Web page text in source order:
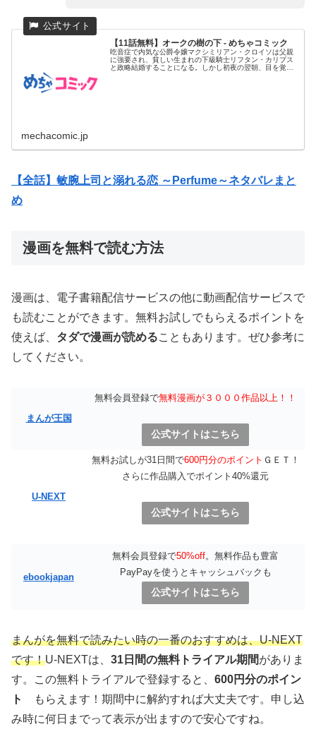
【11話無料】オークの樹の下 - めちゃコミック
吃音症で内気な公爵令嬢マクシミリアン・クロイソは父親
に強要され、貧しい生まれの下級騎士リフタン・カリプス
と政略結婚することになる。しかし初夜の翌朝、目を覚ま
mechacomic.jp
【全話】敏腕上司と溺れる恋 ～Perfume～ネタバレまと
め
漫画を無料で読む方法
漫画は、電子書籍配信サービスの他に動画配信サービスで
も読むことができます。無料お試しでもらえるポイントを
使えば、 タダで漫画が読めることもあります。ぜひ参考に
してください。
まんが王国
無料会員登録で無料漫画が３０００作品以上！！
公式サイトはこちら
U-NEXT
無料お試しが31日間で600円分のポイント ＧＥＴ！
さらに作品購入でポイント40%還元
公式サイトはこちら
ebookjapan
無料会員登録で50%off。無料作品も豊富
PayPayを使うとキャッシュバックも
公式サイトはこちら
まんがを無料で読みたい時の一番のおすすめは、U-NEXT
です！U-NEXTは、 31日間の無料トライアル期間がありま
す。この無料トライアルで登録すると、 600円分のポイン
ト
もらえます！期間中に解約すれば大丈夫です。申し込
み時に何日までって表示が出ますので安心ですね。